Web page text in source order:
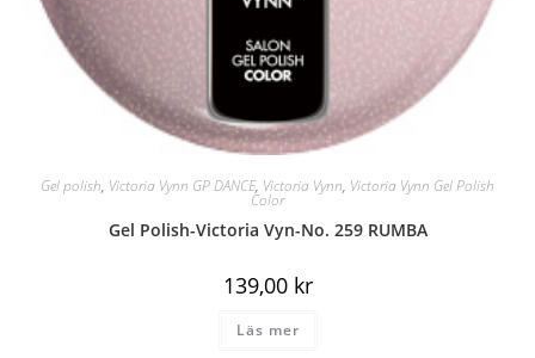
Gel polish, Victoria Vynn GP DANCE, Victoria Vynn, Victoria Vynn Gel Polish
Color
Gel Polish-Victoria Vyn-No. 259 RUMBA
139,00 kr
Läs mer